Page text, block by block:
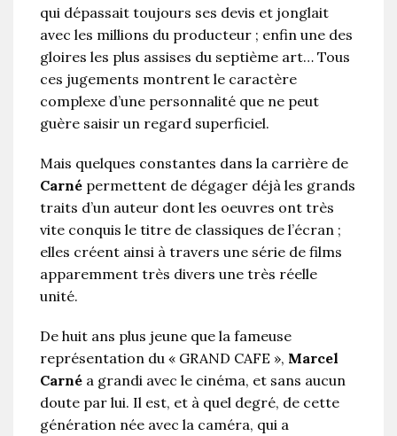
qui dépassait toujours ses devis et jonglait
avec les millions du producteur ; enfin une des
gloires les plus assises du septième art… Tous
ces jugements montrent le caractère
complexe d’une personnalité que ne peut
guère saisir un regard superficiel.
Mais quelques constantes dans la carrière de
Carné permettent de dégager déjà les grands
traits d’un auteur dont les oeuvres ont très
vite conquis le titre de classiques de l’écran ;
elles créent ainsi à travers une série de films
apparemment très divers une très réelle
unité.
De huit ans plus jeune que la fameuse
représentation du « GRAND CAFE », Marcel
Carné a grandi avec le cinéma, et sans aucun
doute par lui. Il est, et à quel degré, de cette
génération née avec la caméra, qui a